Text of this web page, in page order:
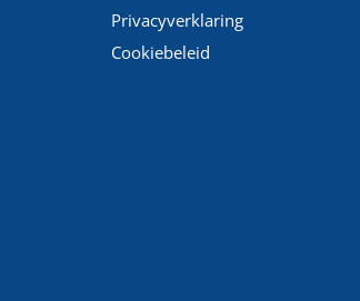
Privacyverklaring
Cookiebeleid